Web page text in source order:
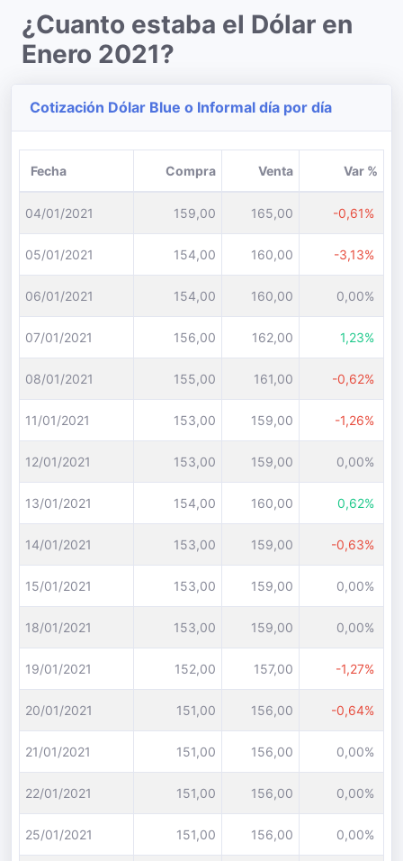
¿Cuanto estaba el Dólar en
Enero 2021?
Cotización Dólar Blue o Informal día por día
Fecha Compra Venta Var %
04/01/2021 159,00 165,00 -0,61%
05/01/2021 154,00 160,00 -3,13%
06/01/2021 154,00 160,00 0,00%
07/01/2021 156,00 162,00 1,23%
08/01/2021 155,00 161,00 -0,62%
11/01/2021 153,00 159,00 -1,26%
12/01/2021 153,00 159,00 0,00%
13/01/2021 154,00 160,00 0,62%
14/01/2021 153,00 159,00 -0,63%
15/01/2021 153,00 159,00 0,00%
18/01/2021 153,00 159,00 0,00%
19/01/2021 152,00 157,00 -1,27%
20/01/2021 151,00 156,00 -0,64%
21/01/2021 151,00 156,00 0,00%
22/01/2021 151,00 156,00 0,00%
25/01/2021 151,00 156,00 0,00%